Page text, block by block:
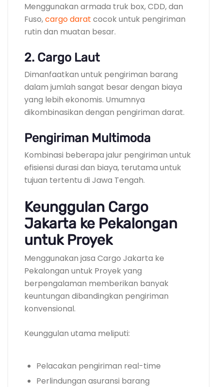
Menggunakan armada truk box, CDD, dan
Fuso,cargo darat cocok untuk pengiriman
rutin dan muatan besar.
2. Cargo Laut
Dimanfaatkan untuk pengiriman barang
dalam jumlah sangat besar dengan biaya
yang lebih ekonomis. Umumnya
dikombinasikan dengan pengiriman darat.
Pengiriman Multimoda
Kombinasi beberapa jalur pengiriman untuk
efisiensi durasi dan biaya, terutama untuk
tujuan tertentu di Jawa Tengah.
Keunggulan Cargo
Jakarta ke Pekalongan
untuk Proyek
Menggunakan jasa Cargo Jakarta ke
Pekalongan untuk Proyek yang
berpengalaman memberikan banyak
keuntungan dibandingkan pengiriman
konvensional.
Keunggulan utama meliputi:
Pelacakan pengiriman real-time
Perlindungan asuransi barang